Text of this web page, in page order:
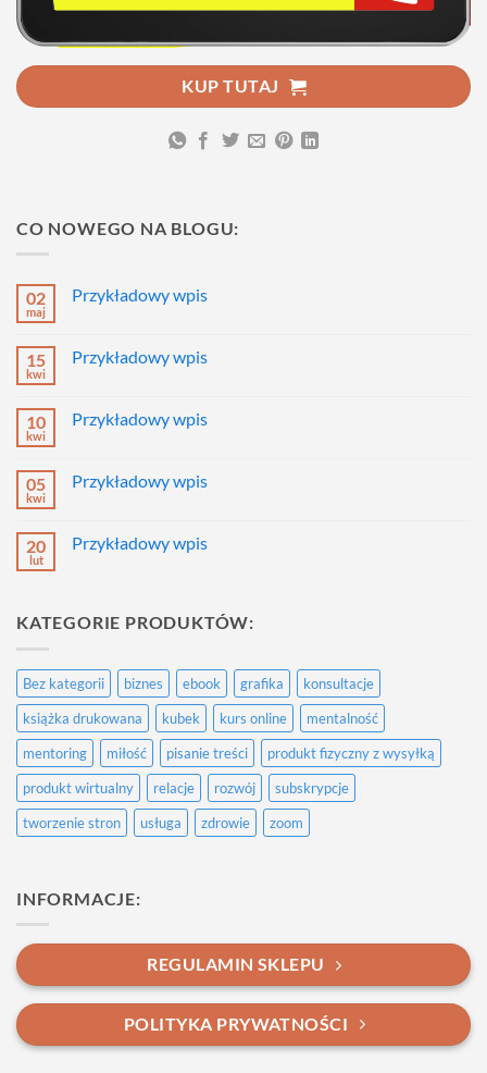
KUP TUTAJ
CO NOWEGO NA BLOGU:
02
maj
Przykładowy wpis
Przykładowy
15
kwi
Przykładowy wpis
Przykładowy
10
kwi
Przykładowy wpis
Przykładowy
05
kwi
Przykładowy wpis
Przykładowy
20
lut
Przykładowy wpis
wpis
KATEGORIE PRODUKTÓW:
Bez kategorii biznes ebook grafika
konsultacje
książka drukowana
kubek kurs online
mentalność
mentoring
miłość pisanie treści
produkt fizyczny z wysyłką
produkt wirtualny
relacje rozwój
subskrypcje
tworzenie stron
usługa zdrowie zoom
INFORMACJE:
REGULAMIN SKLEPU
POLITYKA PRYWATNOŚCI